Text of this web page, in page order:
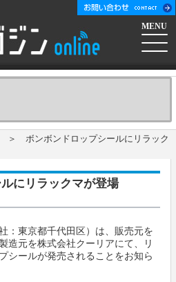
MENU
ボンボンドロップシールにリラック
にリラックマが登場
：東京都千代田区）は、販売元を
造元を株式会社クーリアにて、リ
シールが発売されることをお知ら